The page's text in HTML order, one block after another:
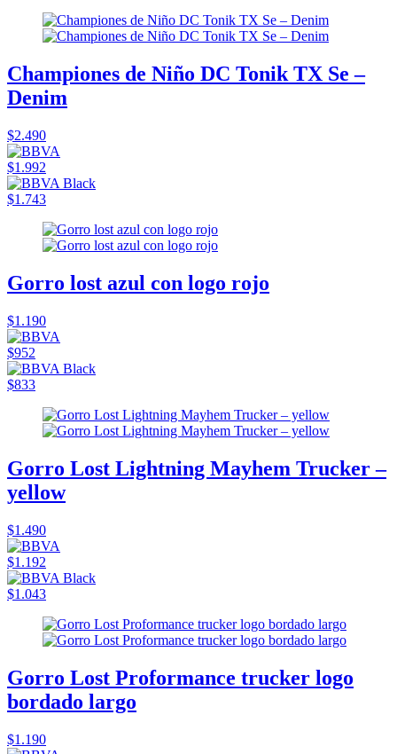
Championes de Niño DC Tonik TX Se –
Denim
$2.490
$1.992
$1.743
Gorro lost azul con logo rojo
$1.190
$952
$833
Gorro Lost Lightning Mayhem Trucker –
yellow
$1.490
$1.192
$1.043
Gorro Lost Proformance trucker logo
bordado largo
$1.190